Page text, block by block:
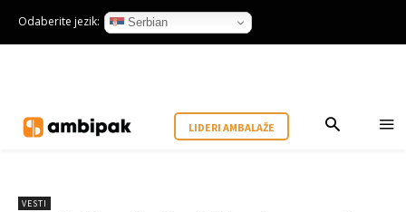
Odaberite jezik: Serbian
LIDERI AMBALAŽE
VESTI